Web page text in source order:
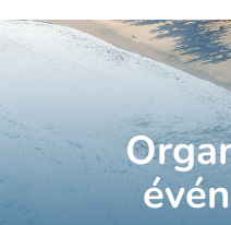
Accueil
Actualités